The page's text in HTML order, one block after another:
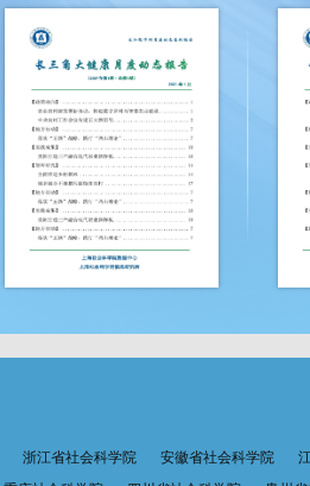
浙江省社会科学院 安徽省社会科学院